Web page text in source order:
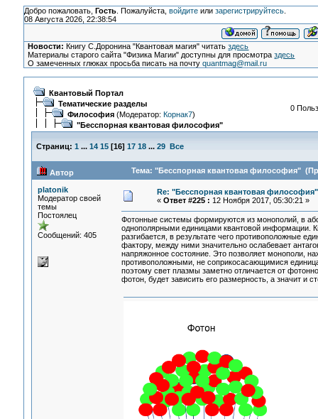
Добро пожаловать, Гость. Пожалуйста, войдитеили зарегистрируйтесь.
08 Августа 2026, 22:38:54
Новости: Книгу С.Доронина "Квантовая магия" читатьздесь
Материалы старого сайта "Физика Магии" доступны для просмотраздесь
О замеченных глюках просьба писать на почтуquantmag@mail.ru
Квантовый Портал
Тематические разделы
Философия(Модератор: Корнак7)
"Бесспорная квантовая философия"
0
Страниц: 1 ... 14 15[16] 17 18 ... 29 Все
Автор Тема: "Бесспорная квантовая философия"
platonik
Модератор своей
темы
Постоялец
Сообщений: 405
Re: "Бесспорная квантовая философия"
« Ответ #225 : 12 Ноября 2017, 05:30:21 »
Фотонные системы формируются из монополий, в
однополярными единицами квантовой информации.
разгибается, в результате чего противоположные
фактору, между ними значительно ослабевает
напряжонное состояние. Это позволяет монополи,
противоположными, не соприкосасающимися
поэтому свет плазмы заметно отличается от
фотон, будет зависить его размерность, а значит и